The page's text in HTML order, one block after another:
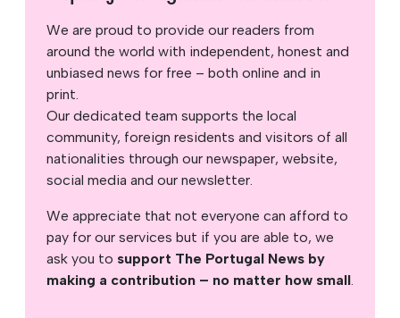
We are proud to provide our readers from
around the world with independent, honest and
unbiased news for free – both online and in
print.
Our dedicated team supports the local
community, foreign residents and visitors of all
nationalities through our newspaper, website,
social media and our newsletter.
We appreciate that not everyone can afford to
pay for our services but if you are able to, we
ask you to support The Portugal News by
making a contribution – no matter how small.